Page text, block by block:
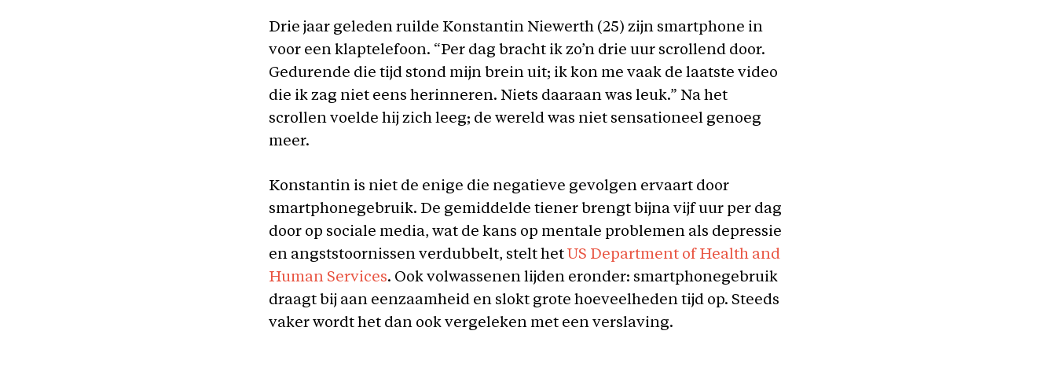
Drie jaar geleden ruilde Konstantin Niewerth (25) zijn smartphone in
voor een klaptelefoon. “Per dag bracht ik zo’n drie uur scrollend door.
Gedurende die tijd stond mijn brein uit; ik kon me vaak de laatste video
die ik zag niet eens herinneren. Niets daaraan was leuk.” Na het
scrollen voelde hij zich leeg; de wereld was niet sensationeel genoeg
meer.
Konstantin is niet de enige die negatieve gevolgen ervaart door
smartphonegebruik. De gemiddelde tiener brengt bijna vijf uur per dag
door op sociale media, wat de kans op mentale problemen als depressie
en angststoornissen verdubbelt, stelt het US Department of Health and
Human Services. Ook volwassenen lijden eronder: smartphonegebruik
draagt bij aan eenzaamheid en slokt grote hoeveelheden tijd op. Steeds
vaker wordt het dan ook vergeleken met een verslaving.